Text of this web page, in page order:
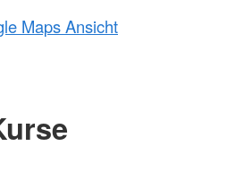
Maps Ansicht